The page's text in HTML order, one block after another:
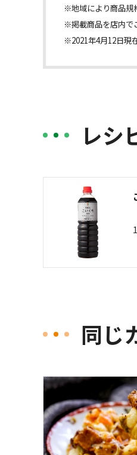
※地域により商品規
※掲載商品を店内で
※2021年4月12日現
レシ
同じ